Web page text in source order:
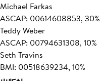
Michael Farkas
ASCAP: 00614608853, 30%
Teddy Weber
ASCAP: 00794631308, 10%
Seth Travins
BMI: 00518639234, 10%